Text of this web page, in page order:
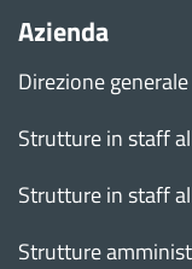
Azienda
Direzione generale
Strutture in staff
Strutture in staff
Strutture